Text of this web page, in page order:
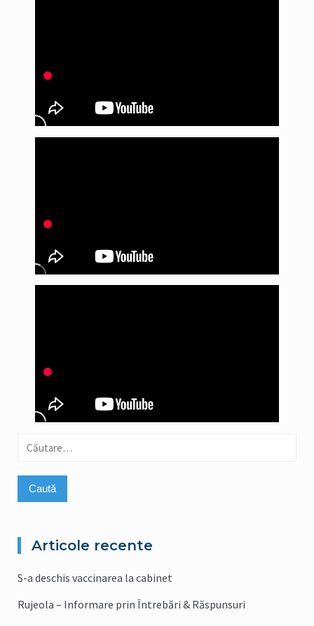
Caută
Articole recente
S-a deschis vaccinarea la cabinet
Rujeola – Informare prin Întrebări & Răspunsuri